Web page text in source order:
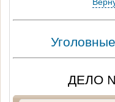
ДЕЛО